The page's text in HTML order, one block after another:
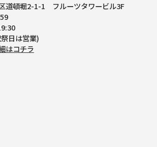
道頓堀2-1-1
フルーツタワービル3F
日は営業)
はコチラ